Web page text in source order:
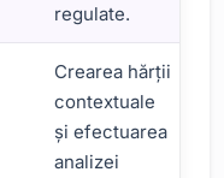
regulate.
Crearea hărții
contextuale
și efectuarea
analizei